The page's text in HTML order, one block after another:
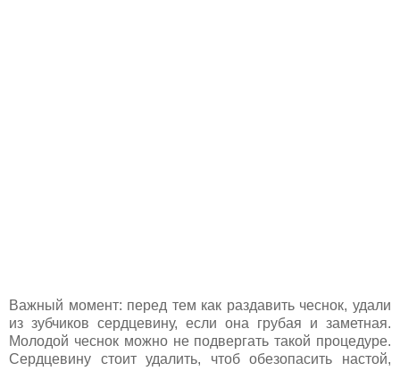
Важный момент: перед тем как раздавить чеснок, удали
из зубчиков сердцевину, если она грубая и заметная.
Молодой чеснок можно не подвергать такой процедуре.
Сердцевину стоит удалить, чтоб обезопасить настой,